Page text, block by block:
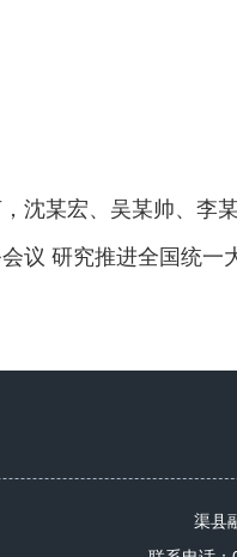
沈某宏、吴某帅、李
议 研究推进全国统一
渠县